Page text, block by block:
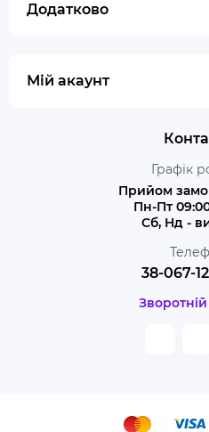
Додатково
Мій акаунт
Графік
Прийом
Пн-Пт
Сб, Нд -
38-067-